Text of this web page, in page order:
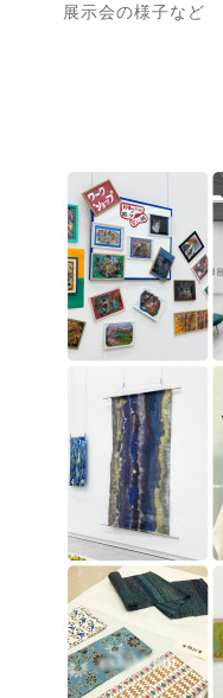
展示会の様子など